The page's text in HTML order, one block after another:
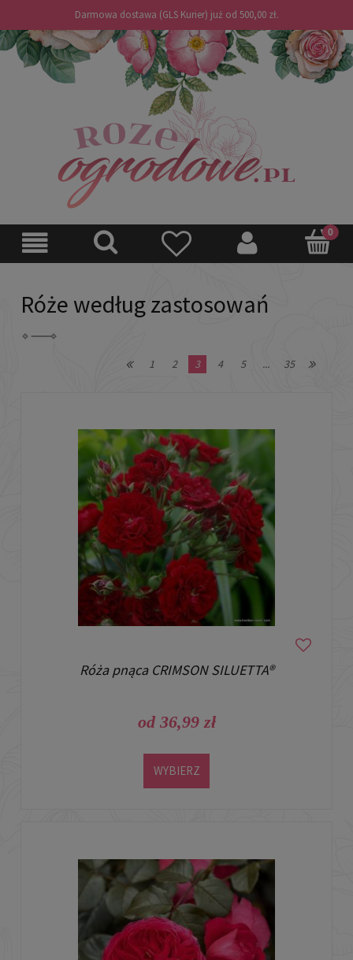
Darmowa dostawa (GLS Kurier) już od 500,00 zł.
Róże według zastosowań
1 2 3 4 5 ... 35
Róża pnąca CRIMSON SILUETTA®
od 36,99 zł
WYBIERZ